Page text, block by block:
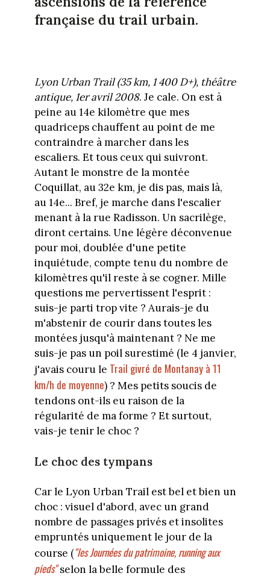
française du trail urbain.
Lyon Urban Trail (35 km, 1 400 D+), théâtre
antique, 1er avril 2008. Je cale. On est à
peine au 14e kilomètre que mes
quadriceps chauffent au point de me
contraindre à marcher dans les
escaliers. Et tous ceux qui suivront.
Autant le monstre de la montée
Coquillat, au 32e km, je dis pas, mais là,
au 14e... Bref, je marche dans l'escalier
menant à la rue Radisson. Un sacrilège,
diront certains. Une légère déconvenue
pour moi, doublée d'une petite
inquiétude, compte tenu du nombre de
kilomètres qu'il reste à se cogner. Mille
questions me pervertissent l'esprit :
suis-je parti trop vite ? Aurais-je du
m'abstenir de courir dans toutes les
montées jusqu'à maintenant ? Ne me
suis-je pas un poil surestimé (le 4 janvier,
j'avais couru le Trail givré de Montanay à 11
km/h de moyenne) ? Mes petits soucis de
tendons ont-ils eu raison de la
régularité de ma forme ? Et surtout,
vais-je tenir le choc ?
Le choc des tympans
Car le Lyon Urban Trail est bel et bien un
choc : visuel d'abord, avec un grand
nombre de passages privés et insolites
empruntés uniquement le jour de la
course ("les Journées du patrimoine, running aux
pieds" selon la belle formule des